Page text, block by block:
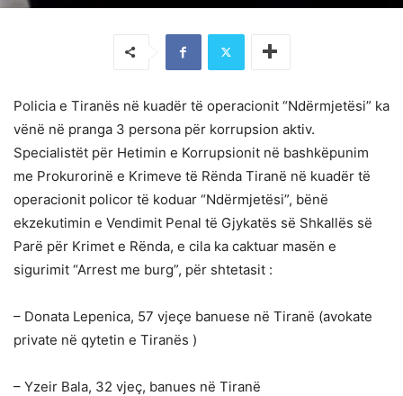
Policia e Tiranës në kuadër të operacionit “Ndërmjetësi” ka
vënë në pranga 3 persona për korrupsion aktiv.
Specialistët për Hetimin e Korrupsionit në bashkëpunim
me Prokurorinë e Krimeve të Rënda Tiranë në kuadër të
operacionit policor të koduar “Ndërmjetësi”, bënë
ekzekutimin e Vendimit Penal të Gjykatës së Shkallës së
Parë për Krimet e Rënda, e cila ka caktuar masën e
sigurimit “Arrest me burg”, për shtetasit :
– Donata Lepenica, 57 vjeçe banuese në Tiranë (avokate
private në qytetin e Tiranës )
– Yzeir Bala, 32 vjeç, banues në Tiranë